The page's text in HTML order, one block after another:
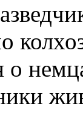
о